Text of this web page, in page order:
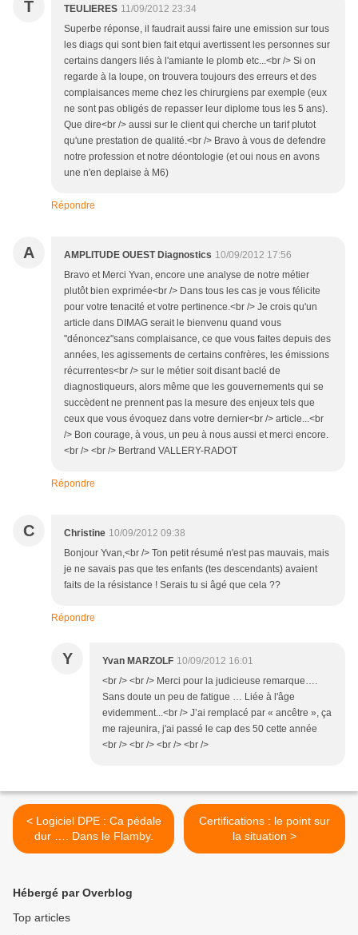
T TEULIERES 11/09/2012 23:34
Superbe réponse, il faudrait aussi faire une emission sur tous
les diags qui sont bien fait etqui avertissent les personnes sur
certains dangers liés à l'amiante le plomb etc...<br /> Si on
regarde à la loupe, on trouvera toujours des erreurs et des
complaisances meme chez les chirurgiens par exemple (eux
ne sont pas obligés de repasser leur diplome tous les 5 ans).
Que dire<br /> aussi sur le client qui cherche un tarif plutot
qu'une prestation de qualité.<br /> Bravo à vous de defendre
notre profession et notre déontologie (et oui nous en avons
une n'en deplaise à M6)
Répondre
A AMPLITUDE OUEST Diagnostics 10/09/2012 17:56
Bravo et Merci Yvan, encore une analyse de notre métier
plutôt bien exprimée<br /> Dans tous les cas je vous félicite
pour votre tenacité et votre pertinence.<br /> Je crois qu'un
article dans DIMAG serait le bienvenu quand vous
"dénoncez"sans complaisance, ce que vous faites depuis des
années, les agissements de certains confrères, les émissions
récurrentes<br /> sur le métier soit disant baclé de
diagnostiqueurs, alors même que les gouvernements qui se
succèdent ne prennent pas la mesure des enjeux tels que
ceux que vous évoquez dans votre dernier<br /> article...<br
/> Bon courage, à vous, un peu à nous aussi et merci encore.
<br /> <br /> Bertrand VALLERY-RADOT
Répondre
C Christine 10/09/2012 09:38
Bonjour Yvan,<br /> Ton petit résumé n'est pas mauvais, mais
je ne savais pas que tes enfants (tes descendants) avaient
faits de la résistance ! Serais tu si âgé que cela ??
Répondre
Y Yvan MARZOLF 10/09/2012 16:01
<br /> <br /> Merci pour la judicieuse remarque….
Sans doute un peu de fatigue … Liée à l'âge
evidemment...<br /> J’ai remplacé par « ancêtre », ça
me rajeunira, j'ai passé le cap des 50 cette année
<br /> <br /> <br /> <br />
< Logiciel DPE : Ca pédale
dur …. Dans le Flamby.
Certifications : le point sur
la situation >
Hébergé par Overblog
Top articles